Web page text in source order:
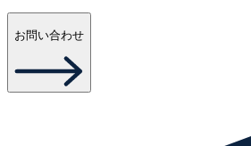
お問い合わせ